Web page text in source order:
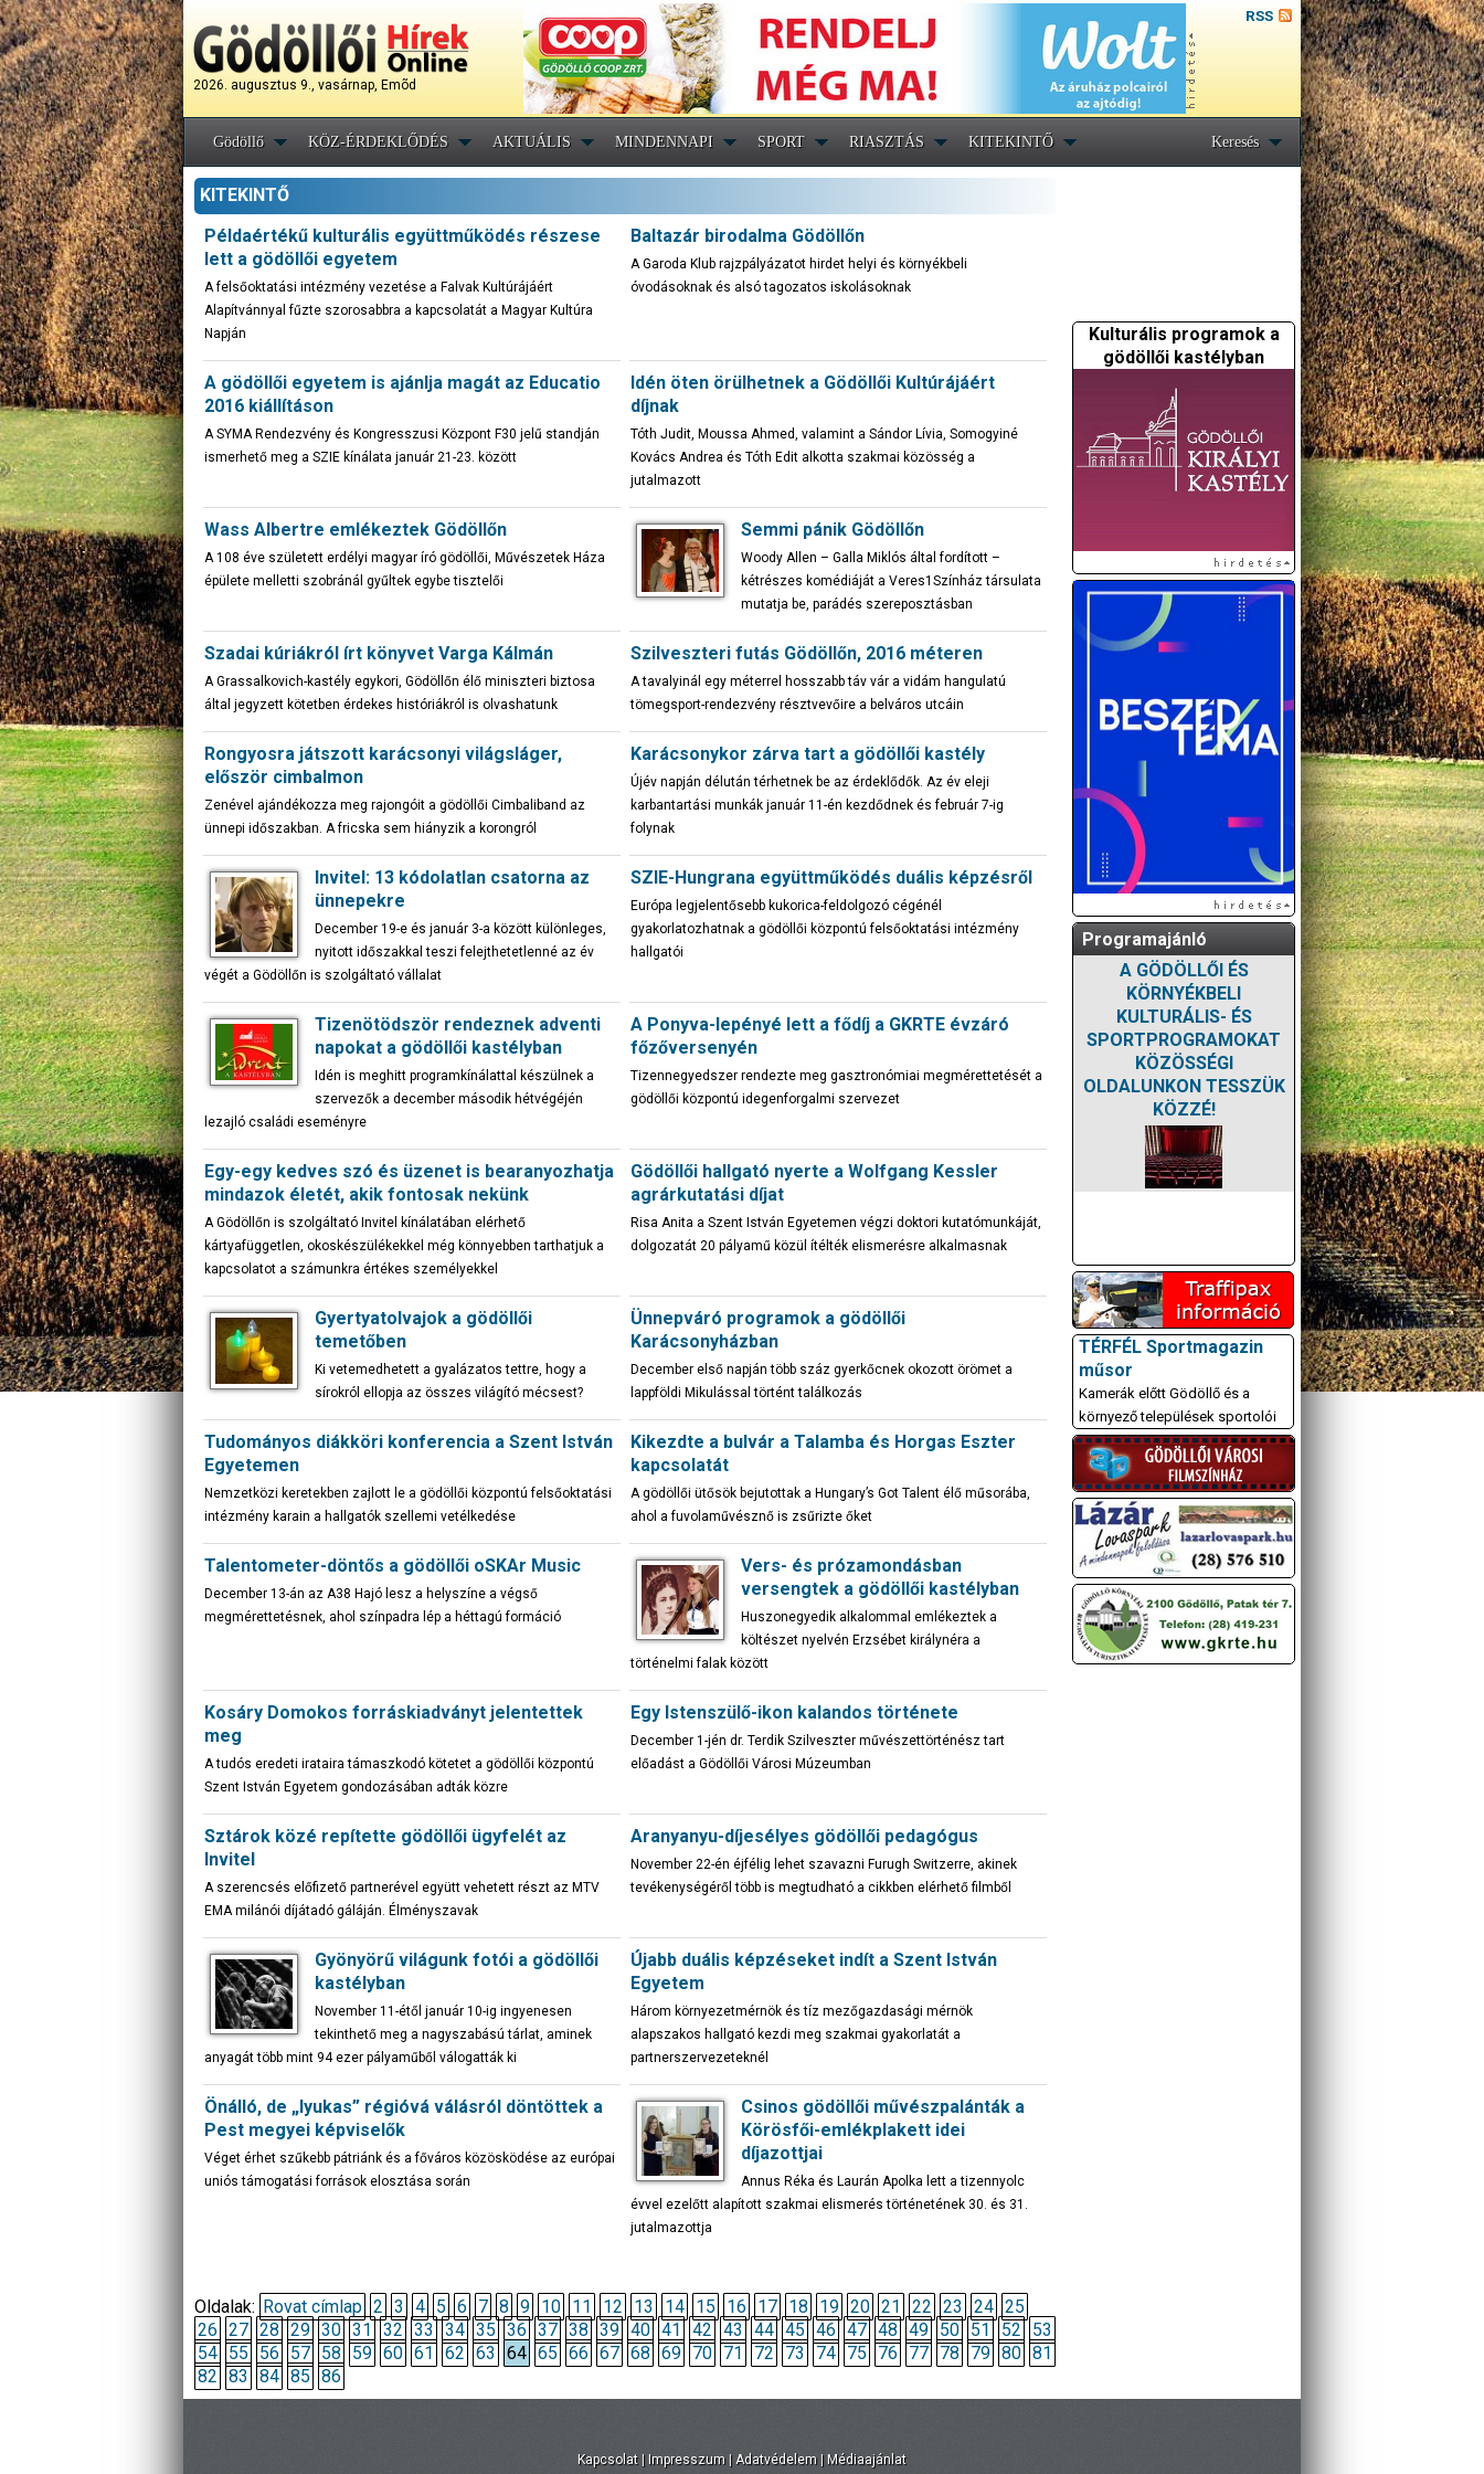
2026. augusztus 9., vasárnap, Emõd
RSS
Gödöllő KÖZ-ÉRDEKLŐDÉS AKTUÁLIS MINDENNAPI SPORT RIASZTÁS KITEKINTŐ Keresés
KITEKINTŐ
Példaértékű kulturális együttműködés részese
lett a gödöllői egyetem
A felsőoktatási intézmény vezetése a Falvak Kultúrájáért
Alapítvánnyal fűzte szorosabbra a kapcsolatát a Magyar Kultúra
Napján
Baltazár birodalma Gödöllőn
A Garoda Klub rajzpályázatot hirdet helyi és környékbeli
óvodásoknak és alsó tagozatos iskolásoknak
A gödöllői egyetem is ajánlja magát az Educatio
2016 kiállításon
A SYMA Rendezvény és Kongresszusi Központ F30 jelű standján
ismerhető meg a SZIE kínálata január 21-23. között
Idén öten örülhetnek a Gödöllői Kultúrájáért
díjnak
Tóth Judit, Moussa Ahmed, valamint a Sándor Lívia, Somogyiné
Kovács Andrea és Tóth Edit alkotta szakmai közösség a
jutalmazott
Wass Albertre emlékeztek Gödöllőn
A 108 éve született erdélyi magyar író gödöllői, Művészetek Háza
épülete melletti szobránál gyűltek egybe tisztelői
Semmi pánik Gödöllőn
Woody Allen – Galla Miklós által fordított –
kétrészes komédiáját a Veres1Színház társulata
mutatja be, parádés szereposztásban
Szadai kúriákról írt könyvet Varga Kálmán
A Grassalkovich-kastély egykori, Gödöllőn élő miniszteri biztosa
által jegyzett kötetben érdekes históriákról is olvashatunk
Szilveszteri futás Gödöllőn, 2016 méteren
A tavalyinál egy méterrel hosszabb táv vár a vidám hangulatú
tömegsport-rendezvény résztvevőire a belváros utcáin
Rongyosra játszott karácsonyi világsláger,
először cimbalmon
Zenével ajándékozza meg rajongóit a gödöllői Cimbaliband az
ünnepi időszakban. A fricska sem hiányzik a korongról
Karácsonykor zárva tart a gödöllői kastély
Újév napján délután térhetnek be az érdeklődők. Az év eleji
karbantartási munkák január 11-én kezdődnek és február 7-ig
folynak
Invitel: 13 kódolatlan csatorna az
ünnepekre
December 19-e és január 3-a között különleges,
nyitott időszakkal teszi felejthetetlenné az év
végét a Gödöllőn is szolgáltató vállalat
SZIE-Hungrana együttműködés duális képzésről
Európa legjelentősebb kukorica-feldolgozó cégénél
gyakorlatozhatnak a gödöllői központú felsőoktatási intézmény
hallgatói
Tizenötödször rendeznek adventi
napokat a gödöllői kastélyban
Idén is meghitt programkínálattal készülnek a
szervezők a december második hétvégéjén
lezajló családi eseményre
A Ponyva-lepényé lett a fődíj a GKRTE évzáró
főzőversenyén
Tizennegyedszer rendezte meg gasztronómiai megmérettetését a
gödöllői központú idegenforgalmi szervezet
Egy-egy kedves szó és üzenet is bearanyozhatja
mindazok életét, akik fontosak nekünk
A Gödöllőn is szolgáltató Invitel kínálatában elérhető
kártyafüggetlen, okoskészülékekkel még könnyebben tarthatjuk a
kapcsolatot a számunkra értékes személyekkel
Gödöllői hallgató nyerte a Wolfgang Kessler
agrárkutatási díjat
Risa Anita a Szent István Egyetemen végzi doktori kutatómunkáját,
dolgozatát 20 pályamű közül ítélték elismerésre alkalmasnak
Gyertyatolvajok a gödöllői
temetőben
Ki vetemedhetett a gyalázatos tettre, hogy a
sírokról ellopja az összes világító mécsest?
Ünnepváró programok a gödöllői
Karácsonyházban
December első napján több száz gyerkőcnek okozott örömet a
lappföldi Mikulással történt találkozás
Tudományos diákköri konferencia a Szent István
Egyetemen
Nemzetközi keretekben zajlott le a gödöllői központú felsőoktatási
intézmény karain a hallgatók szellemi vetélkedése
Kikezdte a bulvár a Talamba és Horgas Eszter
kapcsolatát
A gödöllői ütősök bejutottak a Hungary’s Got Talent élő műsorába,
ahol a fuvolaművésznő is zsűrizte őket
Talentometer-döntős a gödöllői oSKAr Music
December 13-án az A38 Hajó lesz a helyszíne a végső
megmérettetésnek, ahol színpadra lép a héttagú formáció
Vers- és prózamondásban
versengtek a gödöllői kastélyban
Huszonegyedik alkalommal emlékeztek a
költészet nyelvén Erzsébet királynéra a
történelmi falak között
Kosáry Domokos forráskiadványt jelentettek
meg
A tudós eredeti irataira támaszkodó kötetet a gödöllői központú
Szent István Egyetem gondozásában adták közre
Egy Istenszülő-ikon kalandos története
December 1-jén dr. Terdik Szilveszter művészettörténész tart
előadást a Gödöllői Városi Múzeumban
Sztárok közé repítette gödöllői ügyfelét az
Invitel
A szerencsés előfizető partnerével együtt vehetett részt az MTV
EMA milánói díjátadó gáláján. Élményszavak
Aranyanyu-díjesélyes gödöllői pedagógus
November 22-én éjfélig lehet szavazni Furugh Switzerre, akinek
tevékenységéről több is megtudható a cikkben elérhető filmből
Gyönyörű világunk fotói a gödöllői
kastélyban
November 11-étől január 10-ig ingyenesen
tekinthető meg a nagyszabású tárlat, aminek
anyagát több mint 94 ezer pályaműből válogatták ki
Újabb duális képzéseket indít a Szent István
Egyetem
Három környezetmérnök és tíz mezőgazdasági mérnök
alapszakos hallgató kezdi meg szakmai gyakorlatát a
partnerszervezeteknél
Önálló, de „lyukas” régióvá válásról döntöttek a
Pest megyei képviselők
Véget érhet szűkebb pátriánk és a főváros közösködése az európai
uniós támogatási források elosztása során
Csinos gödöllői művészpalánták a
Körösfői-emlékplakett idei
díjazottjai
Annus Réka és Laurán Apolka lett a tizennyolc
évvel ezelőtt alapított szakmai elismerés történetének 30. és 31.
jutalmazottja
Oldalak: Rovat címlap 2 3 4 5 6 7 8 9 10 11 12 13 14 15 16 17 18 19 20 21 22 23 24 25
26 27 28 29 30 31 32 33 34 35 36 37 38 39 40 41 42 43 44 45 46 47 48 49 50 51 52
53
54 55 56 57 58 59 60 61 62 63 64 65 66 67 68 69 70 71 72 73 74 75 76 77 78 79 80 81
82 83 84 85 86
Kulturális programok a
gödöllői kastélyban
Programajánló
A GÖDÖLLŐI ÉS
KÖRNYÉKBELI
KULTURÁLIS- ÉS
SPORTPROGRAMOKAT
KÖZÖSSÉGI
OLDALUNKON TESSZÜK
KÖZZÉ!
TÉRFÉL Sportmagazin
műsor
Kamerák előtt Gödöllő és a
környező települések sportolói
Kapcsolat | Impresszum | Adatvédelem | Médiaajánlat